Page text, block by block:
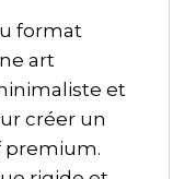
format
art
et
créer un
premium.